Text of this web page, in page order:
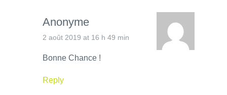
Anonyme
2 août 2019 at 16 h 49 min
Bonne Chance !
Reply